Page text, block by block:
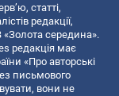
статті,
редакції,
середина».
редакція має
«Про авторські
письмового
вони не